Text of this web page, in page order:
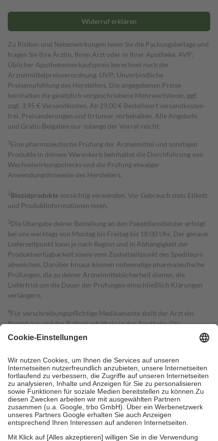
Widerruf erklären
Zu Risiken und Nebenwirkungen lesen Sie die Packungsbeilage und
fragen Sie Ihre Ärztin, Ihren Arzt oder in Ihrer Apotheke. AVP:
Üblicher Apothekenverkaufspreis berechnet nach der
Arzneimittelpreisverordnung. UVP: Unverbindliche
Preisempfehlung des Herstellers. Die angegebenen Preise
beinhalten die gesetzlich vorgeschriebene Mehrwertsteuer, ggf.
zzgl. 3,95 € Versandkosten. Ab 29,00 € Bestell­wert versand­kosten­
frei. Preisänderungen und Irrtümer vorbehalten. Alle Angebote
und Gratis-Beigaben nur solange der Vorrat reicht.
1 Eine pharmazeutische Prüfung der Arzneimittel und sonstigen
Produkte in deinem Warenkorb beinhaltet die Durchführung von
Wechselwirkungschecks und die Prüfung etwaiger
Anwendungshinweise des Herstellers.
2Biozidproduktevorsichtig verwenden. Vor Gebrauch stets Etikett
und Produktinformationen lesen.
3Die Übergabe deiner Bestellung an den Paketdienstleister erfolgt
bei uns werktags von Montag bis Freitag bis 18:00 Uhr. Der genaue
Lieferzeitpunkt kann je nach Region und in Abhängigkeit der
Produktverfügbarkeit sowie vom Zustellzeitpunkt des Spediteurs
abweichen. Darüber hinaus können notwendige pharmazeutische
Prüfungen, die zu deiner Arzneimittelsicherheit dienen, die
Lieferfrist um die Dauer der Prüfungen einschließlich Klärungen
verlängern.
4Für verschreibungspflichtige Medikamente stellt der Arzt ein
Rezept aus und der Patient erhält sie in der Apotheke. Die
gesetzliche Krankenversicherung übernimmt in der Regel die
Kosten dafür, der Versicherte trägt einen Teil davon als Zuzahlung
Grundsätzlich leisten Mitglieder Zuzahlungen in Höhe von zehn
Prozent des Abgabepreises,mindestens jedochfünf Euround
höchstens zehn Euro.Es sind jedoch nie mehr als die tatsächlichen
Kosten der Leistung zu entrichten.
Diese Regeln gelten grundsätzlich auch für Online-Apotheken.
Bei Heilmitteln und häuslicher Krankenpflege beträgt die
Zuzahlung zehn Prozent der Kosten sowie zehn Euro je
Verordnung.